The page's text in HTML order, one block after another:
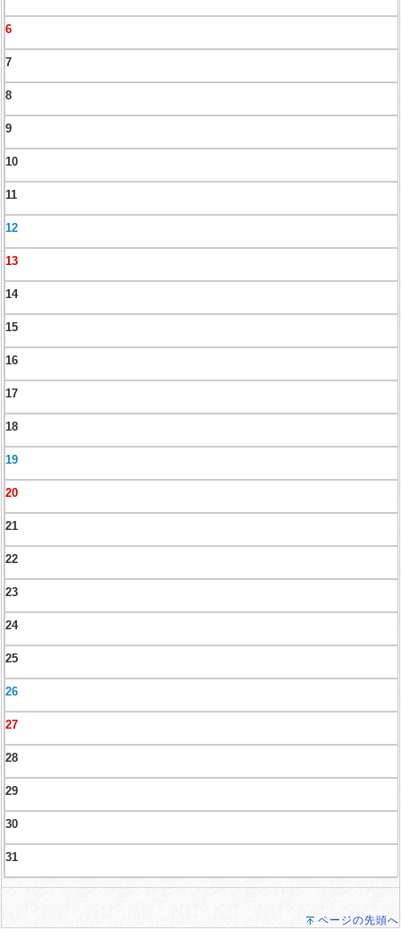
6
7
8
9
10
11
12
13
14
15
16
17
18
19
20
21
22
23
24
25
26
27
28
29
30
31
ページの先頭へ